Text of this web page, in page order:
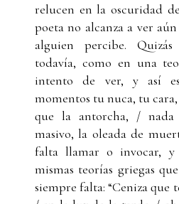
relucen en la oscuridad
poeta no alcanza a ver
alguien percibe.
todavía, como en una
intento de ver, y así
momentos tu nuca, tu cara,
que la antorcha, /
masivo, la oleada de
falta llamar o invocar, y
mismas teorías griegas
siempre falta: “Ceniza que